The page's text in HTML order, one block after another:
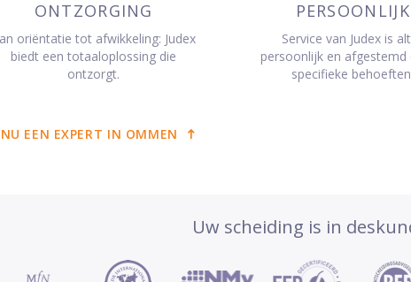
ONTZORGING
oriëntatie tot afwikkeling: Judex
biedt een totaaloplossing die
ontzorgt.
PERSOONLIJK
Service van Judex is
persoonlijk en afgestemd
specifieke
EEN EXPERT IN OMMEN
Uw scheiding is in